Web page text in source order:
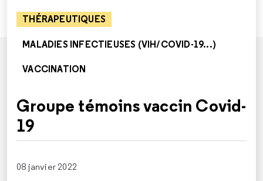
THÉRAPEUTIQUES
MALADIES INFECTIEUSES (VIH/COVID-19...)
VACCINATION
Groupe témoins vaccin Covid-
19
08 janvier 2022